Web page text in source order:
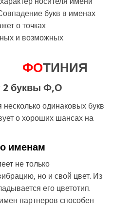
букв в именах
о точках
и возможных
ФОТИНИЯ
2 буквы Ф,О
одинаковых букв
о хороших шансах на
именам
не только
но и свой цвет. Из
его цветотип.
партнеров способен